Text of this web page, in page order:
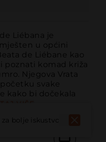
Liébana je
u općini
de Liébane kao
poznati komad križa
Njegova Vrata
svake
kako bi dočekala
za bolje iskustvo